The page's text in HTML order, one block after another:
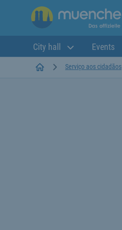
City hall Events
StartseiteServiço aos cidadãos